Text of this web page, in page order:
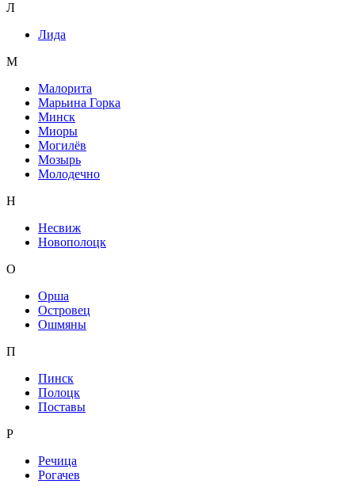
Л
Лида
М
Малорита
Марьина Горка
Минск
Миоры
Могилёв
Мозырь
Молодечно
Н
Несвиж
Новополоцк
О
Орша
Островец
Ошмяны
П
Пинск
Полоцк
Поставы
Р
Речица
Рогачев